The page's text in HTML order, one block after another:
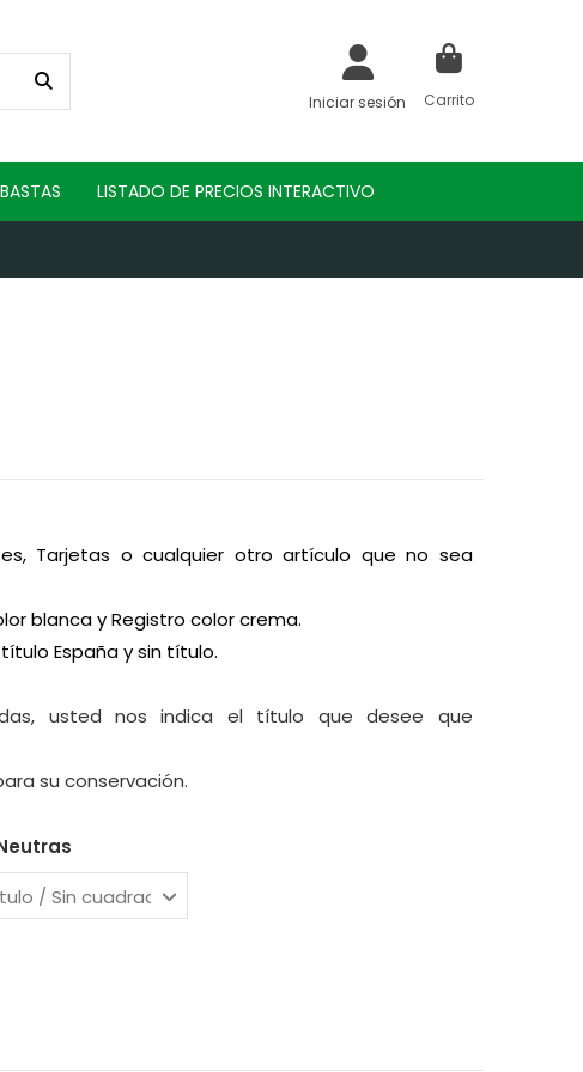
Iniciar sesión Carrito
LISTADO DE PRECIOS INTERACTIVO
Tarjetas o cualquier otro artículo que no sea
blanca yRegistro color crema.
España y sin título.
usted nos indica el título que desee que
su conservación.